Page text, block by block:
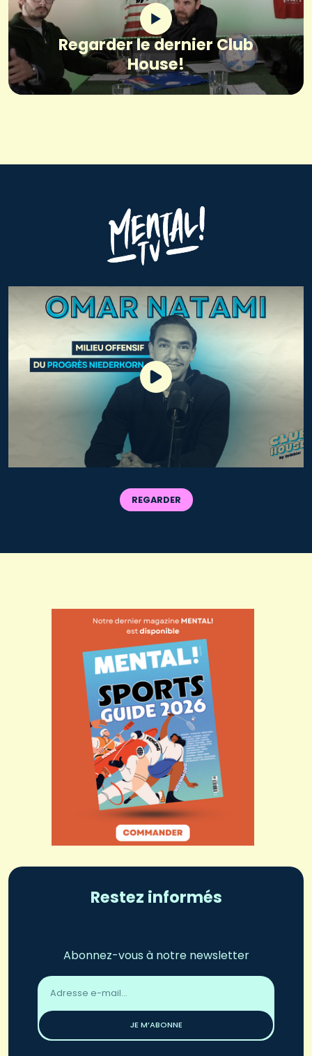
Regarder le dernier Club
House!
REGARDER
Restez informés
Abonnez-vous à notre newsletter
Adresse
email
JE M’ABONNE